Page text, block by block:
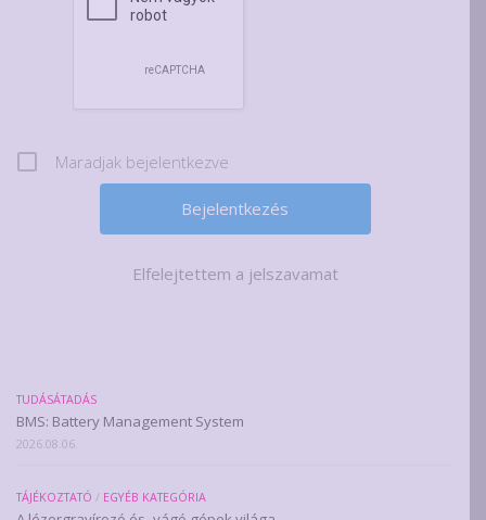
Maradjak bejelentkezve
Elfelejtettem a jelszavamat
TUDÁSÁTADÁS
BMS: Battery Management System
2026.08.06.
TÁJÉKOZTATÓ / EGYÉB KATEGÓRIA